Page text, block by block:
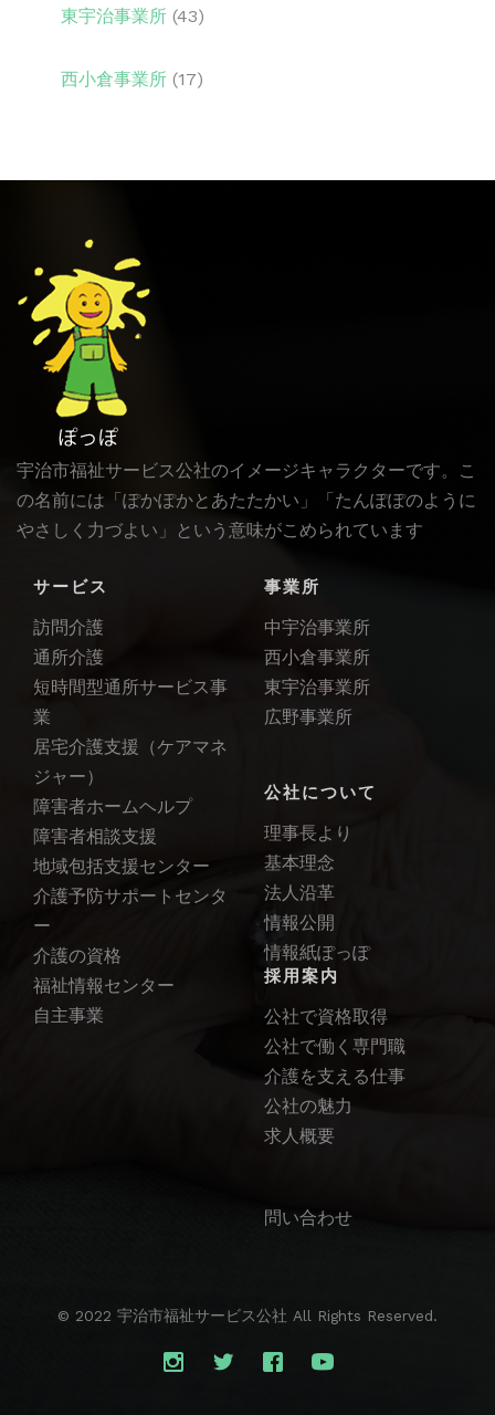
東宇治事業所 (43)
西小倉事業所 (17)
宇治市福祉サービス公社のイメージキャラクターです。こ
の名前には「ぽかぽかとあたたかい」「たんぽぽのように
やさしく力づよい」という意味がこめられています
サービス
訪問介護
通所介護
短時間型通所サービス事
業
居宅介護支援（ケアマネ
ジャー）
障害者ホームヘルプ
障害者相談支援
地域包括支援センター
介護予防サポートセンタ
ー
介護の資格
福祉情報センター
自主事業
事業所
中宇治事業所
西小倉事業所
東宇治事業所
広野事業所
公社について
理事長より
基本理念
法人沿革
情報公開
情報紙ぽっぽ
採用案内
公社で資格取得
公社で働く専門職
介護を支える仕事
公社の魅力
求人概要
問い合わせ
© 2022 宇治市福祉サービス公社 All Rights Reserved.